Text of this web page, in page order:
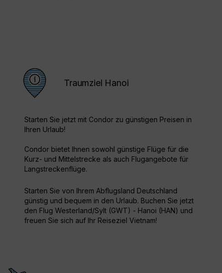
Traumziel Hanoi
Starten Sie jetzt mit Condor zu günstigen Preisen in
Ihren Urlaub!
Condor bietet Ihnen sowohl günstige Flüge für die
Kurz- und Mittelstrecke als auch Flugangebote für
Langstreckenflüge.
Starten Sie von Ihrem Abflugsland Deutschland
günstig und bequem in den Urlaub. Buchen Sie jetzt
den Flug Westerland/Sylt (GWT) - Hanoi (HAN) und
freuen Sie sich auf Ihr Reiseziel Vietnam!